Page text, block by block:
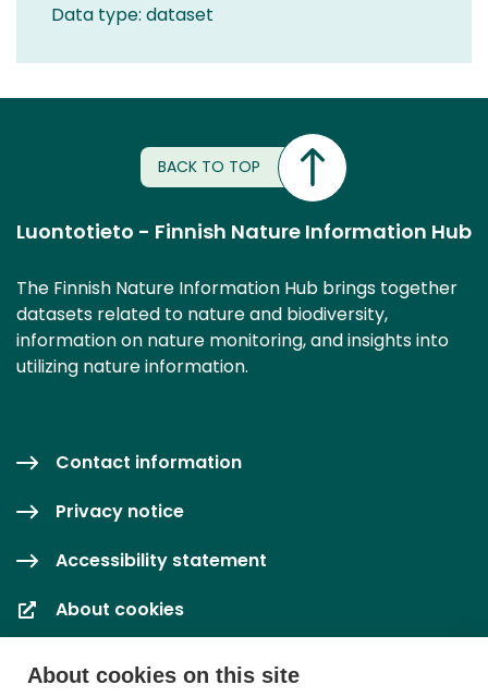
About cookies on this site
Data type: dataset
BACK TO TOP
Luontotieto - Finnish Nature Information Hub
The Finnish Nature Information Hub brings together
datasets related to nature and biodiversity,
information on nature monitoring, and insights into
utilizing nature information.
Contact information
Privacy notice
Accessibility statement
About cookies